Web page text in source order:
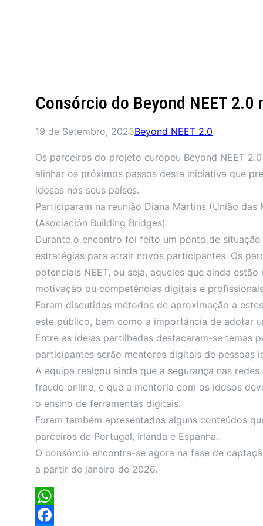
Consórcio do Beyond NEET
19 de Setembro, 2025Beyond NEET 2.0
Os parceiros do projeto europeu Beyond NEET
alinhar os próximos passos desta iniciativa que
idosas nos seus países.
Participaram na reunião Diana Martins (União das
(Asociación Building Bridges).
Durante o encontro foi feito um ponto de
estratégias para atrair novos participantes. Os
potenciais NEET, ou seja, aqueles que ainda
motivação ou competências digitais e
Foram discutidos métodos de aproximação a
este público, bem como a importância de adotar
Entre as ideias partilhadas destacaram-se temas
participantes serão mentores digitais de pessoas
A equipa realçou ainda que a segurança nas
fraude online, e que a mentoria com os idosos
o ensino de ferramentas digitais.
Foram também apresentados alguns conteúdos
parceiros de Portugal, Irlanda e Espanha.
O consórcio encontra-se agora na fase de
a partir de janeiro de 2026.
WhatsApp